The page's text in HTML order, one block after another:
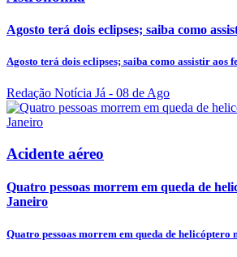
Agosto terá dois eclipses; saiba como
Agosto terá dois eclipses; saiba como assistir aos
Redação Notícia Já - 08 de Ago
Acidente aéreo
Quatro pessoas morrem em queda de
Janeiro
Quatro pessoas morrem em queda de helicóptero